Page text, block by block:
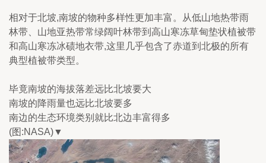
相对于北坡,南坡的物种多样性更加丰富。从低山地热带雨
林带、山地亚热带常绿阔叶林带到高山寒冻草甸垫状植被带
和高山寒冻冰碛地衣带,这里几乎包含了赤道到北极的所有
典型植被带类型。
毕竟南坡的海拔落差远比北坡要大
南坡的降雨量也远比北坡要多
南边的生态环境类别就比北边丰富得多
(图:NASA)▼